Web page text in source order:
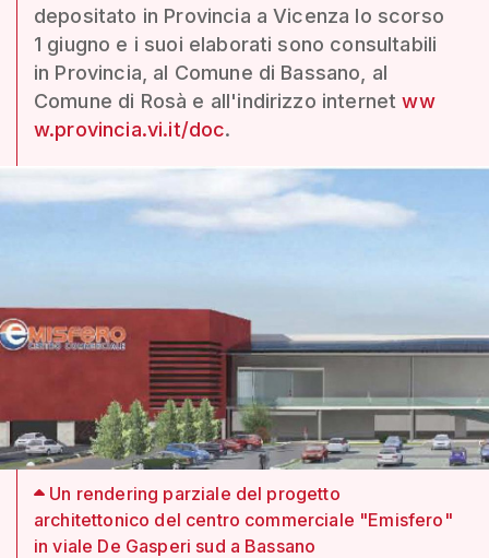
depositato in Provincia a Vicenza lo scorso
1 giugno e i suoi elaborati sono consultabili
in Provincia, al Comune di Bassano, al
Comune di Rosà e all'indirizzo internetww
w.provincia.vi.it/doc.
Un rendering parziale del progetto
architettonico del centro commerciale "Emisfero"
in viale De Gasperi sud a Bassano